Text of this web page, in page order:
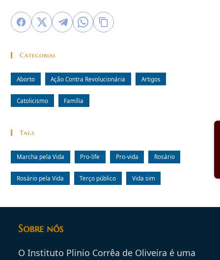
Categorias
Aborto Ação Contra Revolucionária Artigos
Catolicismo Família
Tags
Marcha pela Vida Pro-life Pro-vida Rosário
Rosário pela Vida Terço público Vida sim
Sobre nós
O Instituto Plinio Corrêa de Oliveira é uma